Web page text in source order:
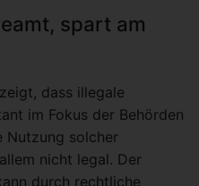
spart am
dass illegale
im Fokus der Behörden
Nutzung solcher
nicht legal. Der
durch rechtliche